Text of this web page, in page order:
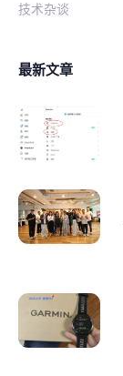
技术杂谈
最新文章